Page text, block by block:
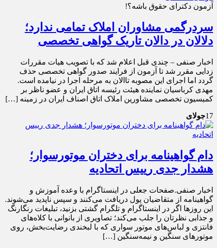
آزمون دکترای حقوق باشه؟!
سردرگمی مشاوران املاک تمامی ندارد؛
دلالان در دالان تاریک گواهی تخصصی
اخبار صنفی – چندی قبل اعلام شد که با تصویب هیات مقررات
زدایی مقرر شد تا آزمون از فرایند صدور گواهی تخصصی حذف
گردد اما اجرای این مصوبه تاالان به مرحله اجرا در نیامده است.
مهدی کرباسیان نماینده هيئت رئیسه اتاق ایران و عضو ناظر بر
کمیسیون تخصصی مشاورین املاک اتاق اصناف ایران در زمینه […]
17جولای
دام گواهینامه برای دختران موتورسوار؛
هشدار جدی رییس اتحادیه
اخبار صنفی.صفحات جعلی در اینستاگرام با وعده آموزش و
گواهینامه از متقاضیان پول دریافت می‌کنند و سپس ناپدید می‌شوند.
این روزها اگر در اینستاگرام و تلگرام گشتی بزنید، تبلیغات رنگارنگ
و جذابی نظرتان را جلب می‌کند؛ تصاویری از بانوانی با کلاه‌های
فانتزی و لباس‌های موتور سواری که با لبخندی رضایت‌بخش، روی
موتورهای سنگین و نیمه‌سنگین […]